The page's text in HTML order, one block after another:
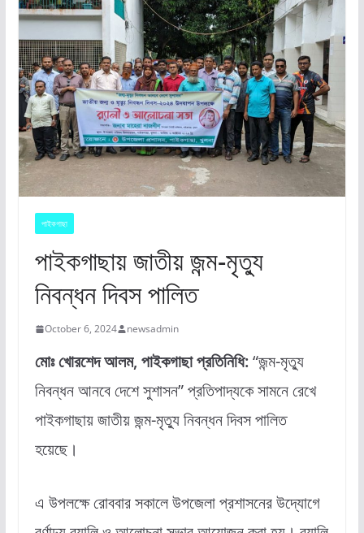
পাইকগাছা
পাইকগাছায় জাতীয় জন্ম-মৃত্যু
নিবন্ধন দিবস পালিত
October 6, 2024 newsadmin
মোঃ খোরশেদ আলম, পাইকগাছা প্রতিনিধি:“জন্ম-মৃত্যু
নিবন্ধন আনবে দেশে সুশাসন” প্রতিপাদ্যকে সামনে রেখে
পাইকগাছায় জাতীয় জন্ম-মৃত্যু নিবন্ধন দিবস পালিত
হয়েছে।
এ উপলক্ষে রোববার সকালে উপজেলা প্রশাসনের উদ্যোগে